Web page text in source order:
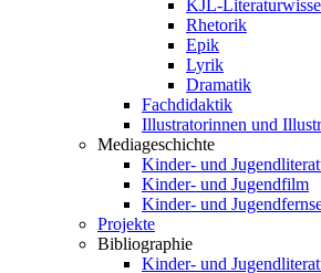
KJL-
Rhetorik
Epik
Lyrik
Dramatik
Fachdidaktik
Illustratorinnen und
Mediageschichte
Kinder- und
Kinder- und Jugendfilm
Kinder- und
Projekte
Bibliographie
Kinder- und